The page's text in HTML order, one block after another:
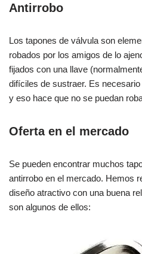
Antirrobo
Los tapones de válvula son
robados por los amigos de lo
fijados con una llave
difíciles de sustraer. Es
y eso hace que no se puedan
Oferta en el mercado
Se pueden encontrar muchos
antirrobo en el mercado. Hemos
diseño atractivo con una buena
son algunos de ellos: